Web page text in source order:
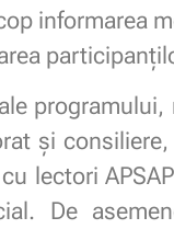
informarea
și
lectori
De